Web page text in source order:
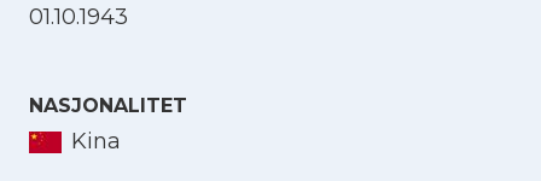
01.10.1943
NASJONALITET
Kina